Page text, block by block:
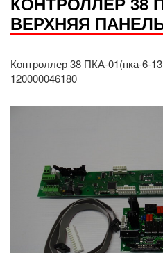
ВЕРХНЯЯ
Контроллер 38 ПКА-01(пка-6-
120000046180